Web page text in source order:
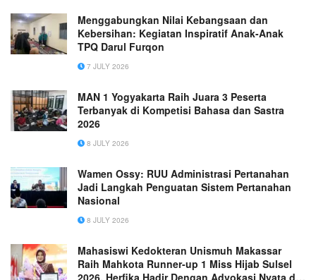
Menggabungkan Nilai Kebangsaan dan
Kebersihan: Kegiatan Inspiratif Anak-Anak
TPQ Darul Furqon
7 JULY 2026
MAN 1 Yogyakarta Raih Juara 3 Peserta
Terbanyak di Kompetisi Bahasa dan Sastra
2026
8 JULY 2026
Wamen Ossy: RUU Administrasi Pertanahan
Jadi Langkah Penguatan Sistem Pertanahan
Nasional
8 JULY 2026
Mahasiswi Kedokteran Unismuh Makassar
Raih Mahkota Runner-up 1 Miss Hijab Sulsel